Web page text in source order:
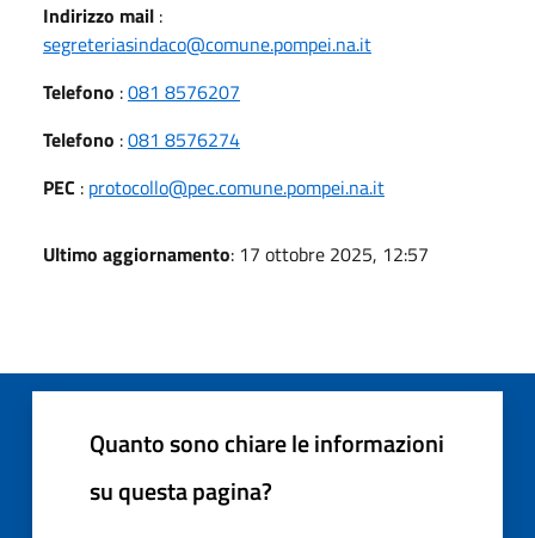
Indirizzo mail :
segreteriasindaco@comune.pompei.na.it
Telefono :081 8576207
Telefono :081 8576274
PEC : protocollo@pec.comune.pompei.na.it
Ultimo aggiornamento: 17 ottobre 2025, 12:57
Quanto sono chiare le informazioni
su questa pagina?